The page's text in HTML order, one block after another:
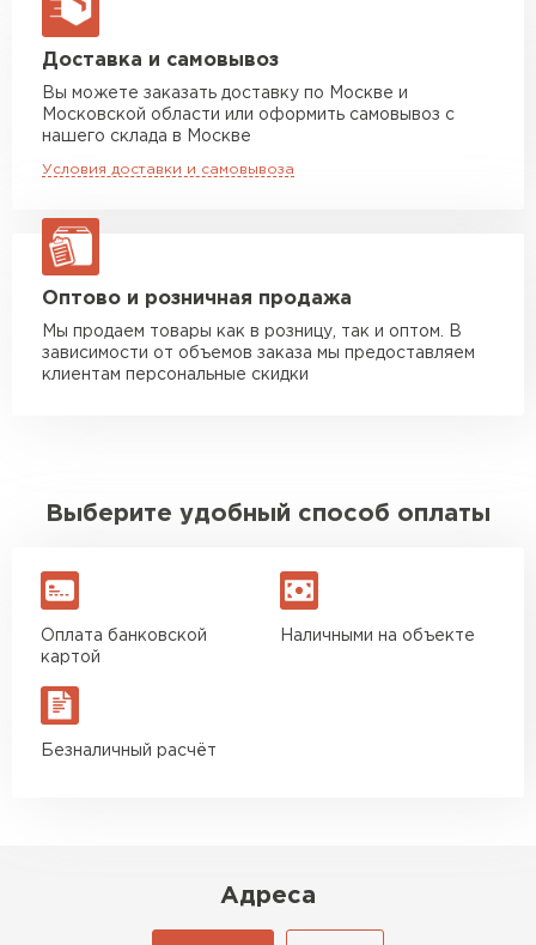
макс. длина груза 13,5 м
Манипулятор до 5 тн
Манипулятор до 10 тн
макс. длина груза 8 м
макс. длина груза 13,5 м
ЗАКАЗАТЬ С ДОСТАВКОЙ
Доставка и самовывоз
Вы можете заказать доставку по Москве и
Московской области или оформить самовывоз с
нашего склада в Москве
Условия доставки и самовывоза
Оптово и розничная продажа
Мы продаем товары как в розницу, так и оптом. В
зависимости от объемов заказа мы предоставляем
клиентам персональные скидки
Выберите удобный способ оплаты
Оплата банковской
картой
Наличными на объекте
Безналичный расчёт
Адреса